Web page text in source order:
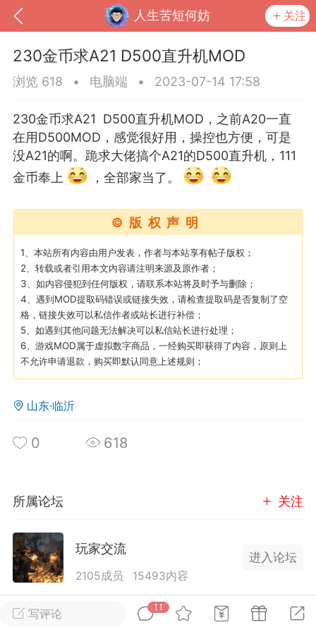
人生苦短何妨 关注
道具 排行榜
MOD下载 攻略教程 联机招募
大人
Lv.8
卖挂
禁止发布联机可用的作弊模组，
作弊模组的发布规范近期收到一些信息
模组的发布行为：1. *...
72 2.22w
大人
Lv.8
写评论
11
​230金币求A21 D500直升机MOD
浏览 618 • 电脑端 • 2023-07-14 17:58
230金币求A21 D500直升机MOD，之前A20一直
在用D500MOD，感觉很好用，操控也方便，可是
没A21的啊。跪求大佬搞个A21的D500直升机，111
金币奉上
，全部家当了。
©版权声明
1、本站所有内容由用户发表，作者与本站享有帖子版权；
2、转载或者引用本文内容请注明来源及原作者；
3、如内容侵犯到任何版权，请联系本站将及时予与删除；
4、遇到MOD提取码错误或链接失效，请检查提取码是否复制了空
格，链接失效可以私信作者或站长进行补偿；
5、如遇到其他问题无法解决可以私信站长进行处理；
6、游戏MOD属于虚拟数字商品，一经购买即获得了内容，原则上
不允许申请退款，购买即默认同意上述规则；
山东·临沂
0 618
所属论坛 关注
玩家交流
2105成员 15493内容
进入论坛
为七日杀玩家提供交流、提问、分享平台。发帖请
遵守中国法律规则，拒绝违法信息！